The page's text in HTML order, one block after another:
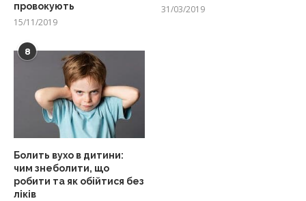
провокують
15/11/2019
31/03/2019
8
Болить вухо в дитини:
чим знеболити, що
робити та як обійтися без
ліків